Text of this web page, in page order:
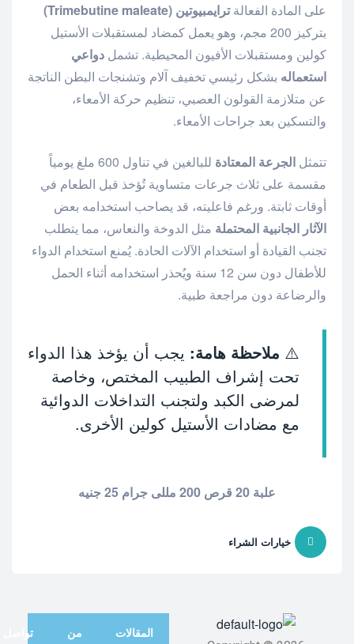
على المادة الفعالةترايمبيوتين (Trimebutine maleate)
بتركيز 200 مجم، وهو يعمل كمضاد لمستقبلات الأستيل
كولين ومستقبلات الأفيون المحيطية. تشمل دواعي
استعماله بشكل رئيسي تخفيف آلام وتشنجات البطن الناتجة
عن متلازمة القولون العصبي، تنظيم حركة الأمعاء،
والتسكين بعد جراحات الأمعاء.
تتمثل الجرعة المعتادة
للبالغين في تناول 600 ملغ يومياً
مقسمة على ثلاث جرعات متساوية تُؤخذ قبل الطعام في
أوقات ثابتة. ورغم فاعليته، قد يصاحب استخدامه بعض
الآثار الجانبية المحتملة مثل الدوخة والنعاس، مما يتطلب
تجنب القيادة أو استخدام الآلات الحادة. يُمنع استخدام الدواء
للأطفال دون سن 12 سنة ويُحذر استخدامه أثناء الحمل
والرضاعة دون مراجعة طبية.
⚠️ ملاحظة هامة: يجب أن يؤخذ هذا الدواء
تحت إشراف الطبيب المختص، وخاصة
لمرضى الكبد ولتجنب التداخلات الدوائية
مع مضادات الأستيل كولين الأخرى.
علبة 20 قرص 200 مللى جرام 25 جنيه
خيارات الشراء
المقالات من تواصل